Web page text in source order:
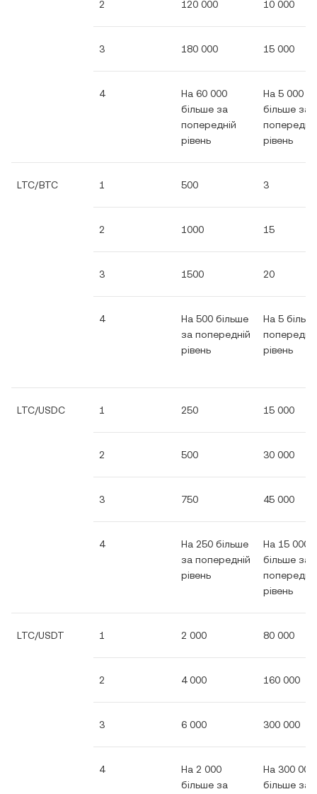
2 120 000 10 000
3 180 000 15 000
4
На 60 000
більше за
попередній
рівень
На 5 000
більше за
рівень
LTC/BTC 1 500 3
2 1000 15
3 1500 20
4
На 500 більше
за попередній
рівень
На 5
рівень
LTC/USDC 1 250 15 000
2 500 30 000
3 750 45 000
4
На 250 більше
за попередній
рівень
На 15 000
більше за
рівень
LTC/USDT 1 2 000 80 000
2 4 000 160 000
3 6 000 300 000
4
На 2 000
більше за
На 300 000
більше за